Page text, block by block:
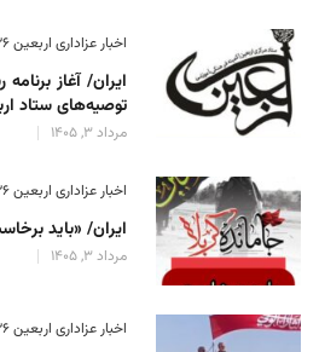
اخبار عزاداری اربعین ۲۰۲۶ - 32
ایران/ آغاز
توصیه‌های ستاد
مرداد 3, 1405
اخبار عزاداری اربعین ۲۰۲۶ - 31
ایران/ «باید
مرداد 3, 1405
اخبار عزاداری اربعین ۲۰۲۶ - 30